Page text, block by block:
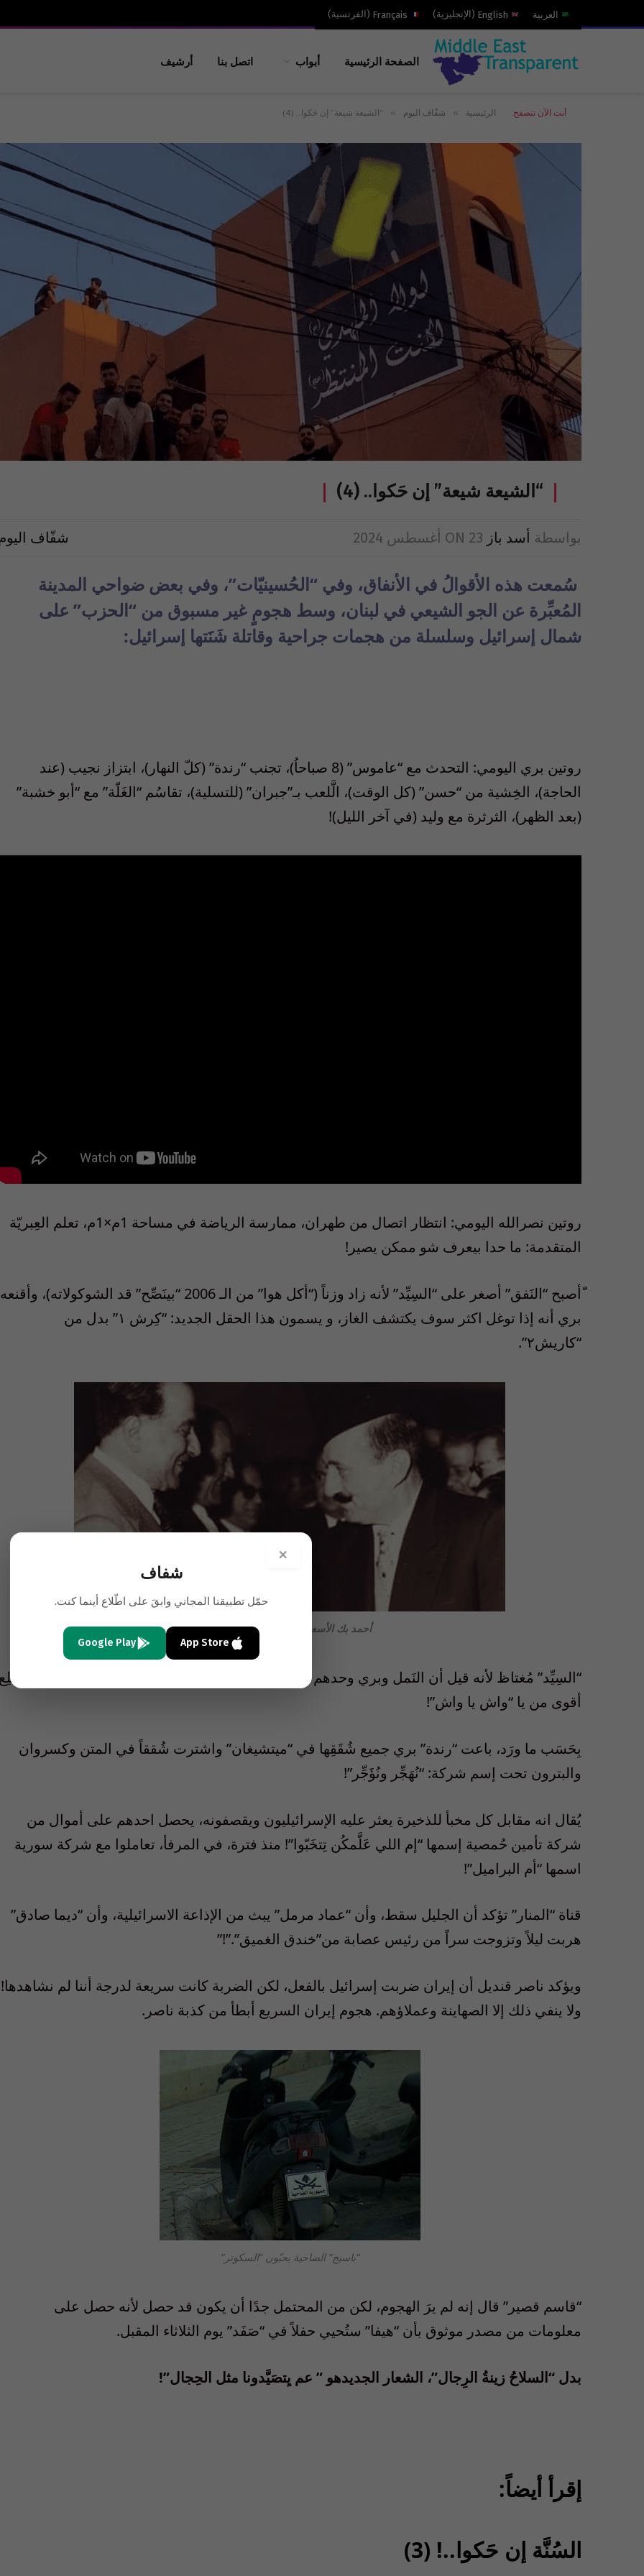
العربية English
( الإنجليزية)
Français
( الفرنسية)
الصفحة الرئيسية أبواب اتصل بنا أرشيف
أنت الآن تتصفح: الرئيسية » شفّاف اليوم » “الشيعة شيعة” إن حَكوا.. (4)
“الشيعة شيعة” إن حَكوا.. (4)
بواسطة أسد باز ON 23 أغسطس 2024 شفّاف
سُمعت هذه الأقوالُ في الأنفاق، وفي “الحُسينيّات”، وفي بعض ضواحي المدينة
المُعبِّرة عن الجو الشيعي في لبنان، وسط هجومٍ غير مسبوق من “الحزب” على
شمال إسرائيل وسلسلة من هجمات جراحية وقاتلة شَنََتها إسرائيل:
روتين بري اليومي: التحدث مع “عاموس” (8 صباحاُ)، تجنب “رندة” (كلّ النهار)، ابتزاز نجيب (عند
الحاجة)، الخِشية من “حسن” (كل الوقت)، الَّلعب بـ”جبران” (للتسلية)، تقاسُم “الغَلّة” مع “أبو خشبة”
(بعد الظهر)، الثرثرة مع وليد (في آخر الليل)!
روتين نصرالله اليومي: انتظار اتصال من طهران، ممارسة الرياضة في مساحة 1م×1م، تعلم العِبريّة
المتقدمة: ما حدا بيعرف شو ممكن يصير!
ّأصبح “النَفق” أصغر على “السِيِّد” لأنه زاد وزناً (“أكل هوا” من الـ 2006 “بينَصِّح” قد الشوكولاته)، وأقنعه
بري أنه إذا توغل اكثر سوف يكتشف الغاز، و يسمون هذا الحقل الجديد: “كِرش ١” بدل من
“كاريش٢”.
أحمد بك الأسعد مع الرئيس فؤاد شهاب
“السِيِّد” مُغتاظ لأنه قيل أن النَمل وبري وحدهم يُحتمل أن ينجوا بعد أي هجوم نووي! “وَرَاك وَرَاك” طُلِع
أقوى من يا “واش يا واش”!
بِحَسَب ما ورَد، باعت “رندة” بري جميع شُقَقِها في “ميتشيغان” واشترت شُققاً في المتن وكسروان
والبترون تحت إسم شركة: “نُهَجِّر ونُؤَجِّر”!
يُقال انه مقابل كل مخبأ للذخيرة يعثر عليه الإسرائيليون ويقصفونه، يحصل احدهم على أموال من
شركة تأمين حُمصية إسمها “إم اللي عَلَّمكُن تِتخَبّوا”! منذ فترة، في المرفأ، تعاملوا مع شركة سورية
اسمها “أم البراميل”!
قناة “المنار” تؤكد أن الجليل سقط، وأن “عماد مرمل” يبث من الإذاعة الاسرائيلية، وأن “ديما صادق”
هربت ليلاً وتزوجت سراً من رئيس عصابة من”خندق الغميق”.”!”
ويؤكد ناصر قنديل أن إيران ضربت إسرائيل بالفعل، لكن الضربة كانت سريعة لدرجة أننا لم نشاهدها!
ولا ينفي ذلك إلا الصهاينة وعملاؤهم. هجوم إيران السريع أبطأ من كذبة ناصر.
“باسيج” الضاحية يحبّون “السكوتر”
“قاسم قصير” قال إنه لم يرَ الهجوم، لكن من المحتمل جدًا أن يكون قد حصل لأنه حصل على
معلومات من مصدر موثوق بأن “هيفا” ستُحيي حفلاً في “صَفَد” يوم الثلاثاء المقبل.
بدل “السلاحُ زينةُ الرِجال”، الشعار الجديدهو ” عم يِتصَيَّدونا مثل الحِجال”!
إقرأ أيضاً:
السُنَّة إن حَكوا..! (3)
×
شفاف
حمّل تطبيقنا المجاني وابقَ على اطّلاع أينما كنت.
App Store
Google Play